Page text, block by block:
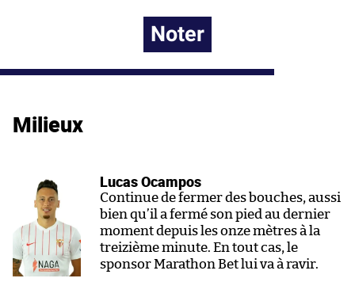
Noter
Milieux
Lucas Ocampos
Continue de fermer des bouches, aussi
bien qu’il a fermé son pied au dernier
moment depuis les onze mètres à la
treizième minute. En tout cas, le
sponsor Marathon Bet lui va à ravir.